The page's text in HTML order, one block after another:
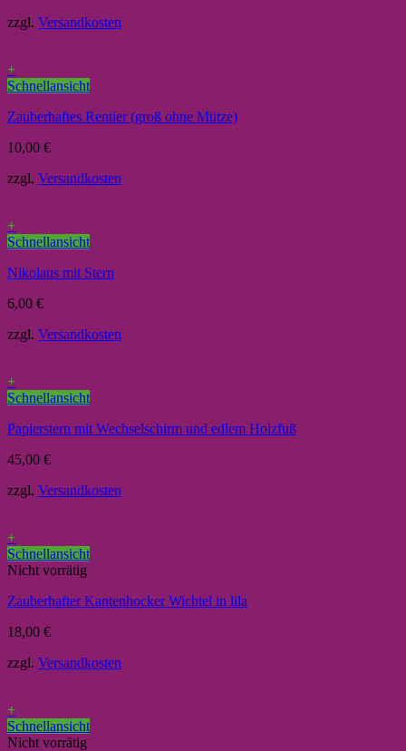
zzgl. Versandkosten
+
Schnellansicht
Zauberhaftes Rentier (groß ohne Mütze)
10,00 €
zzgl. Versandkosten
+
Schnellansicht
Nikolaus mit Stern
6,00 €
zzgl. Versandkosten
+
Schnellansicht
Papierstern mit Wechselschirm und edlem Holzfuß
45,00 €
zzgl. Versandkosten
+
Schnellansicht
Nicht vorrätig
Zauberhafter Kantenhocker Wichtel in lila
18,00 €
zzgl. Versandkosten
+
Schnellansicht
Nicht vorrätig